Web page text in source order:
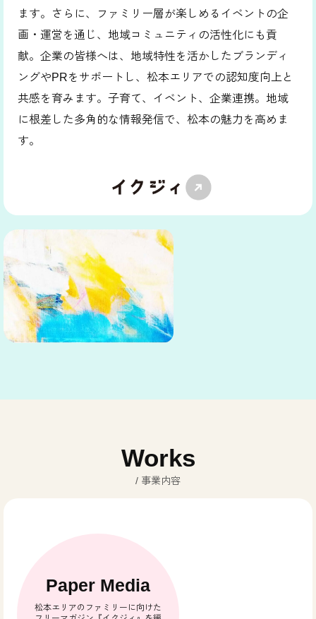
ます。さらに、ファミリー層が楽しめるイベントの企
画・運営を通じ、地域コミュニティの活性化にも貢
献。企業の皆様へは、地域特性を活かしたブランディ
ングやPRをサポートし、松本エリアでの認知度向上と
共感を育みます。子育て、イベント、企業連携。地域
に根差した多角的な情報発信で、松本の魅力を高めま
す。
Works
事業内容
Paper Media
松本エリアのファミリーに向けた